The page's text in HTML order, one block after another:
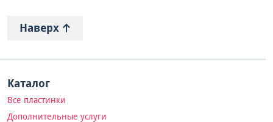
Наверх
Каталог
Все пластинки
Дополнительные услуги